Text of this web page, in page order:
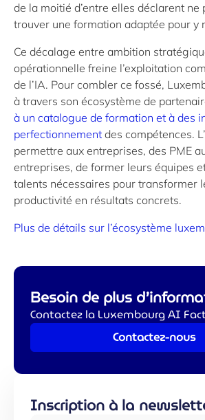
de la moitié d’entre elles déclarent ne
trouver une formation adaptée pour y
Ce décalage entre ambition
opérationnelle freine l’exploitation
de l’IA. Pour combler ce fossé,
à travers son écosystème de
à un catalogue de formation et à des
perfectionnement des compétences.
permettre aux entreprises, des PME
entreprises, de former leurs équipes
talents nécessaires pour transformer
productivité en résultats concrets.
Plus de détails sur l’écosystème
Besoin de plus
Contactez la Luxembourg AI
Contactez-nous
Inscription à la